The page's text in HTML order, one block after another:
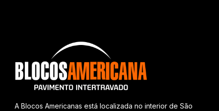
A Blocos Americanas está localizada no interior de São